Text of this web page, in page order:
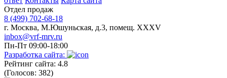
Отдел продаж
8 (499) 702-68-18
г. Москва, М.Юшуньская, д.3, помещ. XXXV
inbox@vrf-mrv.ru
Пн-Пт 09:00-18:00
Разработка сайта:
Рейтинг сайта: 4.8
(Голосов: 382)